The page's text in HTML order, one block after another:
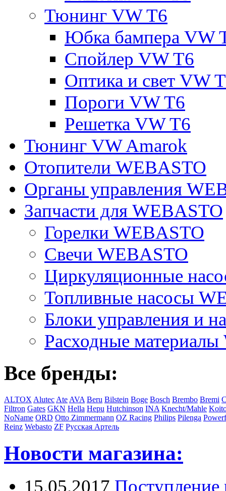
Тюнинг VW T6
Юбка бампера VW
Спойлер VW T6
Оптика и свет VW
Пороги VW T6
Решетка VW T6
Тюнинг VW Amarok
Отопители WEBASTO
Органы управления
Запчасти для WEBASTO
Горелки WEBASTO
Свечи WEBASTO
Циркуляционные
Топливные насосы
Блоки управления и
Расходные
Все бренды:
ALTOX Alutec Ate AVA Beru Bilstein Boge Bosch Brembo Bremi
Filtron Gates GKN Hella Hepu Hutchinson INA Knecht/Mahle
NoName ORD Otto Zimmermann OZ Racing Philips Pilenga
Reinz Webasto ZF Русская Артель
Новости магазина:
15.05.2017 Поступление